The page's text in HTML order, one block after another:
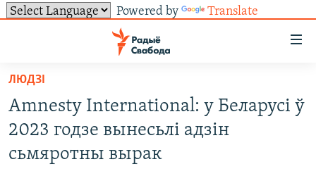
Powered by Translate
ўнівэрсальнага
доступу
Перайсьці
да
галоўнага
зьместу
Перайсьці
УСЕ НАВІНЫ
ТОЛЬКІ НА СВАБОДЗЕ
ЛЮДЗІ
Amnesty International: у Беларусі ў
2023 годзе вынесьлі адзін
сьмяротны вырак